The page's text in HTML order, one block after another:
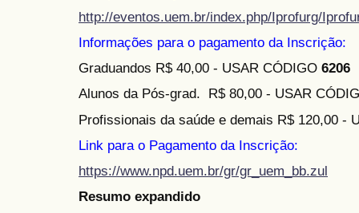
http://eventos.uem.br/index.php/Iprofurg/
Informações para o pagamento da Inscrição:
Graduandos R$ 40,00 - USAR CÓDIGO 6206
Alunos da Pós-grad. R$ 80,00 - USAR
Profissionais da saúde e demais R$ 120,00 -
Link para o Pagamento da Inscrição:
https://www.npd.uem.br/gr/gr_uem_bb.zul
Resumo expandido